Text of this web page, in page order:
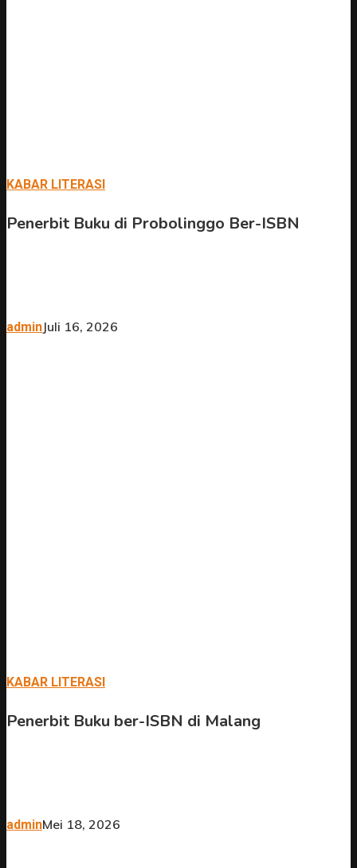
KABAR LITERASI
Penerbit Buku di Probolinggo Ber-ISBN
adminJuli 16, 2026
KABAR LITERASI
Penerbit Buku ber-ISBN di Malang
adminMei 18, 2026